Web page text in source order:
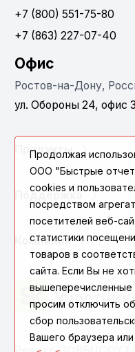
+7 (800) 551-75-80
+7 (863) 227-07-40
Офис
Ростов-на-Дону,
ул. Обороны 24, офис
Продукты
Поддержка
Компания
Продолжая
ООО "Быстрые
cookies и
посредством
посетителей веб-
статистики
товаров в
сайта. Если Вы не
вышеперечисленные
просим отключить
сбор
Вашего браузера или